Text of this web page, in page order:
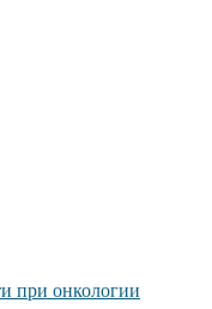
при онкологии